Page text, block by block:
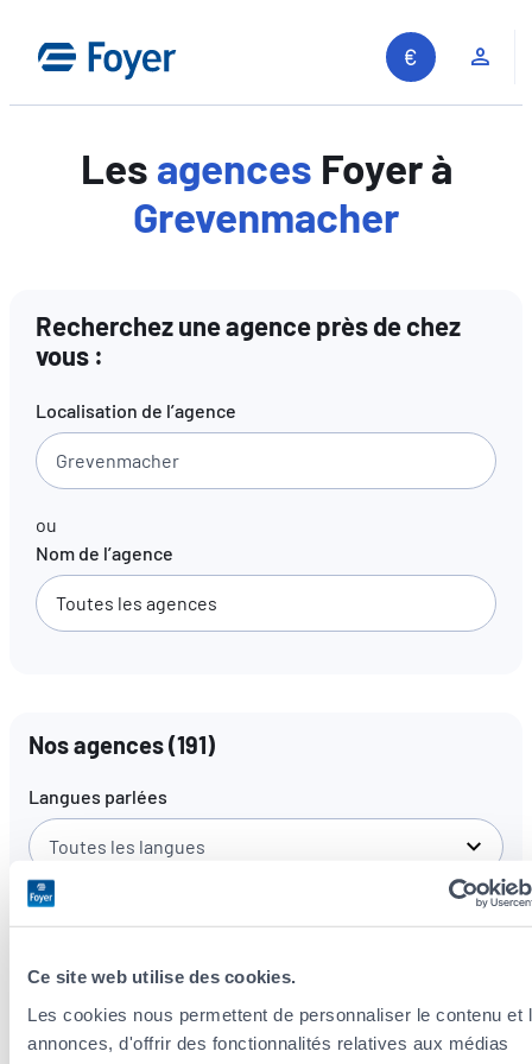
Ce site web utilise des cookies.
Les cookies nous permettent de personnaliser le contenu et
annonces, d'offrir des fonctionnalités relatives aux médias
contenu
Les agences Foyer à
Grevenmacher
Recherchez une agence près de chez
vous :
Localisation de l’agence
ou
Nom de l’agence
Nos agences(191)
Langues parlées
Toutes les langues